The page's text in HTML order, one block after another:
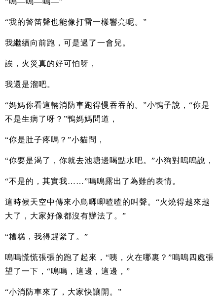
“我的警笛聲也能像打雷一樣響亮呢。”
我繼續向前跑，可是過了一會兒。
誒，火災真的好可怕呀，
我還是溜吧。
“媽媽你看這輛消防車跑得慢吞吞的。”小鴨子說，“你是
不是生病了呀？”鴨媽媽問道，
“你是肚子疼嗎？”小貓問，
“你要是渴了，你就去池塘邊喝點水吧。”小狗對嗚嗚說，
“不是的，其實我……”嗚嗚露出了為難的表情。
這時候天空中傳來小鳥唧唧喳喳的叫聲。“火燒得越來越
大了，大家好像都沒有辦法了。”
“糟糕，我得趕緊了。”
嗚嗚慌慌張張的跑了起來，“咦，火在哪裏？”嗚嗚四處張
望了一下，“嗚嗚，這邊，這邊，”
“小消防車來了，大家快讓開。”